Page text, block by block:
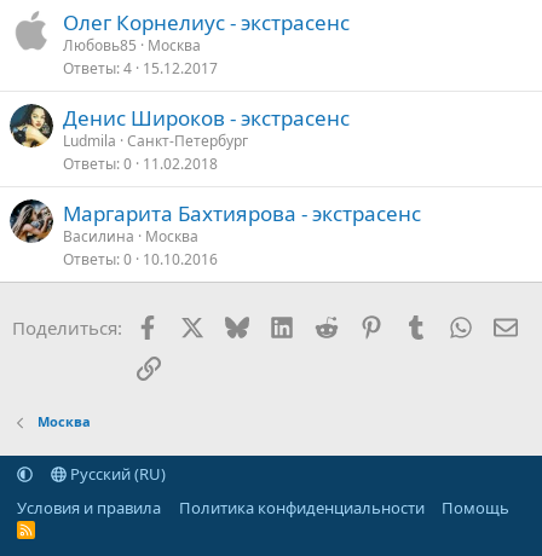
Олег Корнелиус - экстрасенс
Любовь85
Москва
Ответы 4 15.12.2017
Денис Широков - экстрасенс
Ludmila Санкт-Петербург
Ответы 0 11.02.2018
Маргарита Бахтиярова - экстрасенс
Василина
Москва
Ответы 0 10.10.2016
Поделиться: Facebook BlueskyLinkedIn
Reddit PinterestTumblr
Ссылка
Москва
Русский (RU)
Условия и правила
Политика конфиденциальности Помощь
R